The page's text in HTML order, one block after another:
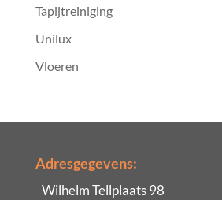
Tapijtreiniging
Unilux
Vloeren
Adresgegevens:
Wilhelm Tellplaats 98